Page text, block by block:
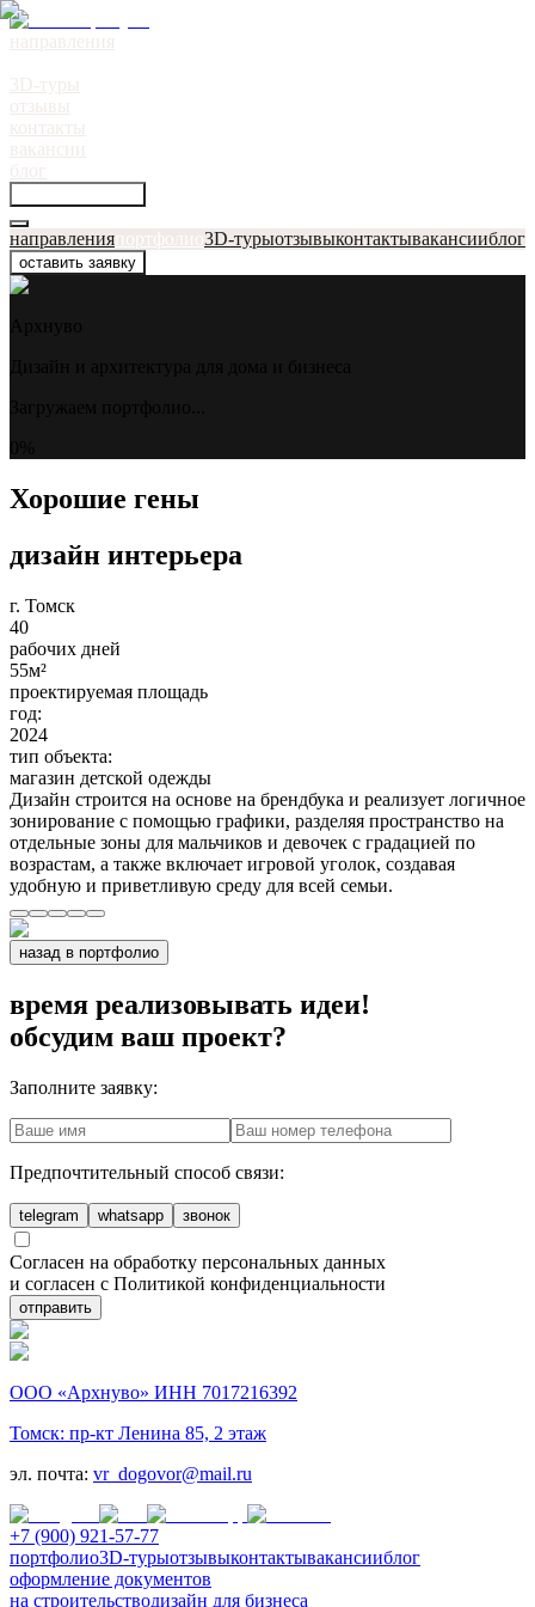
направления 3D-турыотзывыконтактывакансииблог
оставить заявку
Хорошие гены
дизайн интерьера
г. Томск
40
рабочих дней
55м²
проектируемая площадь
год:
2024
тип объекта:
магазин детской одежды
Дизайн строится на основе на брендбука и реализует логичное
зонирование с помощью графики, разделяя пространство на
отдельные зоны для мальчиков и девочек с градацией по
возрастам, а также включает игровой уголок, создавая
удобную и приветливую среду для всей семьи.
назад в портфолио
время реализовывать идеи!
обсудим ваш проект?
Заполните заявку:
Предпочтительный способ связи:
telegram whatsapp звонок
Согласен на обработку персональных данных
и согласен с Политикой конфиденциальности
отправить
ООО «Архнуво» ИНН 7017216392
Томск: пр-кт Ленина 85, 2 этаж
эл. почта: vr_dogovor@mail.ru
+7 (900) 921-57-77
портфолио3D-турыотзывыконтактывакансииблог
оформление документов
на строительстводизайн для бизнеса